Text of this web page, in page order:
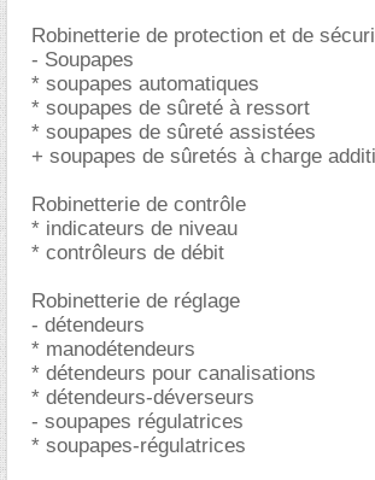
Robinetterie de protection et de
- Soupapes
* soupapes automatiques
* soupapes de sûreté à ressort
* soupapes de sûreté assistées
+ soupapes de sûretés à charge
Robinetterie de contrôle
* indicateurs de niveau
* contrôleurs de débit
Robinetterie de réglage
- détendeurs
* manodétendeurs
* détendeurs pour canalisations
* détendeurs-déverseurs
- soupapes régulatrices
* soupapes-régulatrices